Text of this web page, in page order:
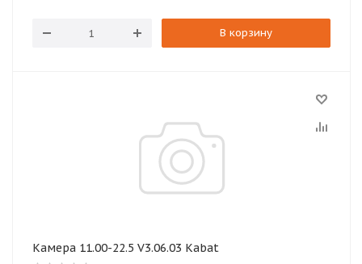
В корзину
Камера 11.00-22.5 V3.06.03 Kabat